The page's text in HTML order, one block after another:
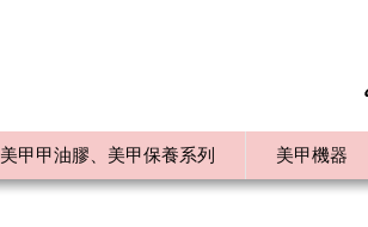
美甲甲油膠、美甲保養系列 美甲機器